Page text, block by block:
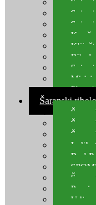
Mirisi
Plovci
Šaranski
Rod
Udice